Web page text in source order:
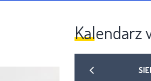
Kalendarz